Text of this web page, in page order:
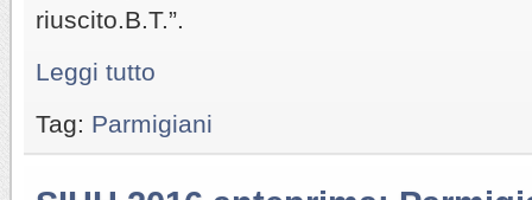
riuscito.B.T.”.
Leggi tutto
Tag: Parmigiani